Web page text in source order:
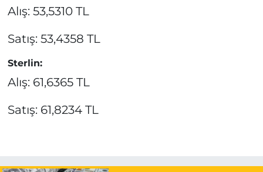
Alış: 53,5310 TL
Satış: 53,4358 TL
Sterlin:
Alış: 61,6365 TL
Satış: 61,8234 TL